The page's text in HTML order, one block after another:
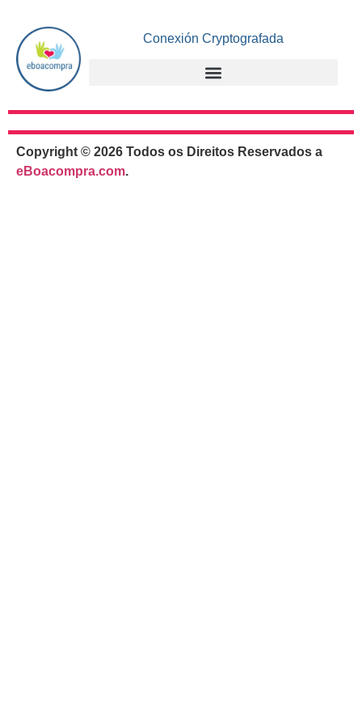
Conexión Cryptografada
Copyright © 2026 Todos os Direitos Reservados a
eBoacompra.com.